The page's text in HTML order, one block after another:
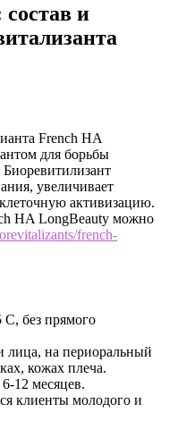
и
French HA
для борьбы
Биоревитилизант
увеличивает
активизацию.
HA LongBeauty можно
french-
С, без прямого
лица, на периоральный
кожах плеча.
12 месяцев.
клиенты молодого и